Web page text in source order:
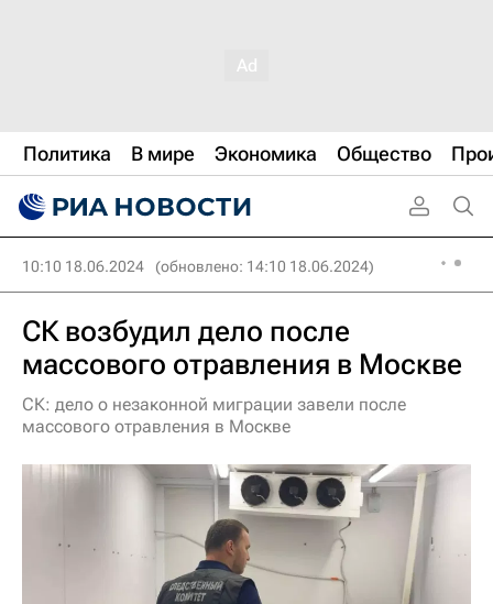
Политика В мире Экономика Общество
10:10 18.06.2024 (обновлено: 14:10 18.06.2024)
СК возбудил дело после
массового отравления в Москве
СК: дело о незаконной миграции завели после
массового отравления в Москве